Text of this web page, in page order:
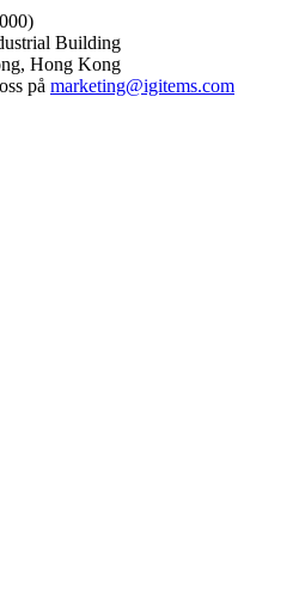
Building
Hong Kong
på marketing@igitems.com